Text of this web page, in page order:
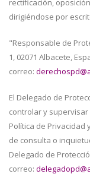
rectificación,
dirigiéndose por
"Responsable de
1, 02071 Albacete,
correo:
El Delegado de
controlar y
Política de Privacidad
de consulta o
Delegado de
correo: